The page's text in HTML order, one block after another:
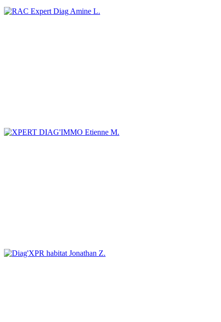
Amine L.
Etienne M.
Jonathan Z.